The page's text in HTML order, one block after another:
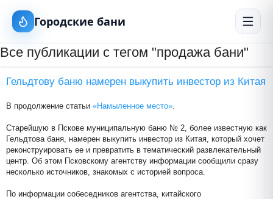
Городские бани
Все публикации с тегом "продажа бани"
Гельдтову баню намерен выкупить инвестор из Китая
В продолжение статьи «Намыленное место».
Старейшую в Пскове муниципальную баню № 2, более известную как
Гельдтова баня, намерен выкупить инвестор из Китая, который хочет
реконструировать ее и превратить в тематический развлекательный
центр. Об этом Псковскому агентству информации сообщили сразу
несколько источников, знакомых с историей вопроса.
По информации собеседников агентства, китайского